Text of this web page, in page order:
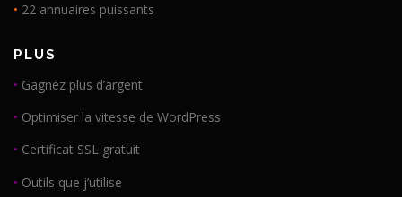
• 22 annuaires puissants
PLUS
• Gagnez plus d’argent
• Optimiser la vitesse de WordPress
• Certificat SSL gratuit
• Outils que j’utilise